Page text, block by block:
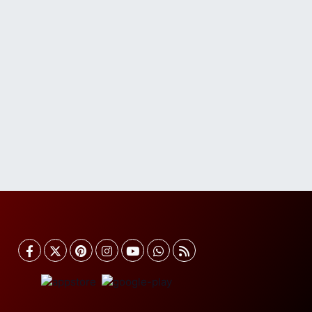
Mahallesi Halkalı Caddesi 206E AVRUPA